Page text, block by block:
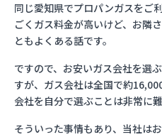
同じ愛知県でプロパンガスをご
ごくガス料金が高いけど、お隣
ともよくある話です。
ですので、お安いガス会社を選
すが、ガス会社は全国で約
会社を自分で選ぶことは非常に難
そういった事情もあり、当社は